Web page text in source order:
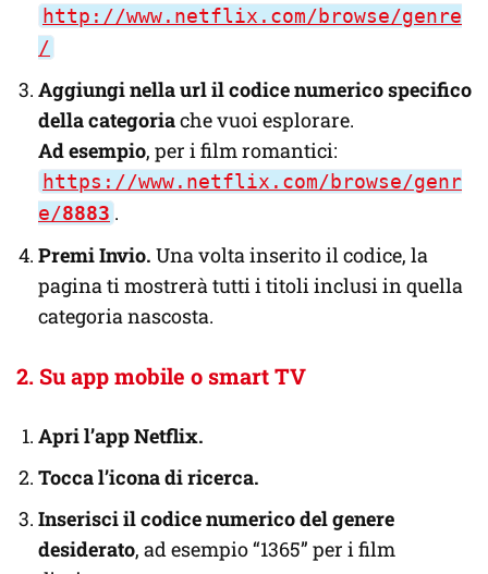
http://www.netflix.com/browse/genre
/
Aggiungi nella url il codice numerico specifico
della categoriache vuoi esplorare.
Ad esempio, per i film romantici:
https://www.netflix.com/browse/genr
e/8883 .
Premi Invio. Una volta inserito il codice, la
pagina ti mostrerà tutti i titoli inclusi in quella
categoria nascosta.
2. Su app mobile o smart TV
Apri l’app Netflix.
Tocca l’icona di ricerca.
Inserisci il codice numerico del genere
desiderato, ad esempio “1365” per i film